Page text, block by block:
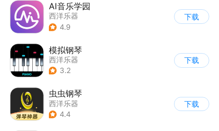
AI音乐学园
西洋乐器
4.9
下载
模拟钢琴
西洋乐器
3.2
下载
虫虫钢琴
西洋乐器
4.4
下载